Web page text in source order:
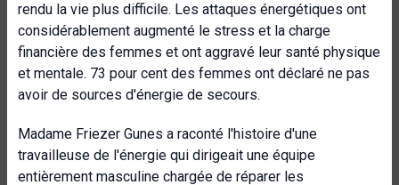
rendu la vie plus difficile. Les attaques énergétiques ont
considérablement augmenté le stress et la charge
financière des femmes et ont aggravé leur santé physique
et mentale. 73 pour cent des femmes ont déclaré ne pas
avoir de sources d'énergie de secours.
Madame Friezer Gunes a raconté l'histoire d'une
travailleuse de l'énergie qui dirigeait une équipe
entièrement masculine chargée de réparer les